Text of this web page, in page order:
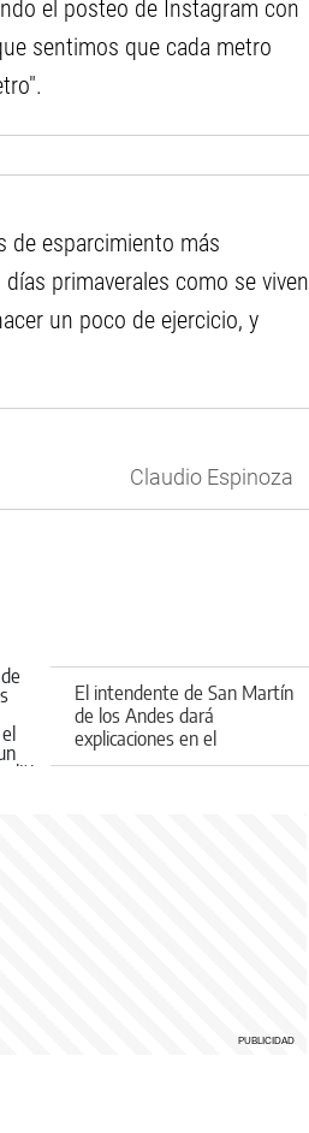
el posteo de Instagram con
sentimos que cada metro
de esparcimiento más
primaverales como se viven
un poco de ejercicio, y
Claudio Espinoza
El intendente de San Martín
de los Andes dará
explicaciones en el
Deliberante por un pedido